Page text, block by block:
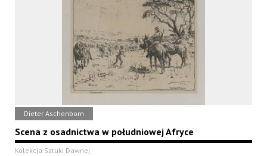
Dieter Aschenborn
Scena z osadnictwa w południowej Afryce
Kolekcja Sztuki Dawnej